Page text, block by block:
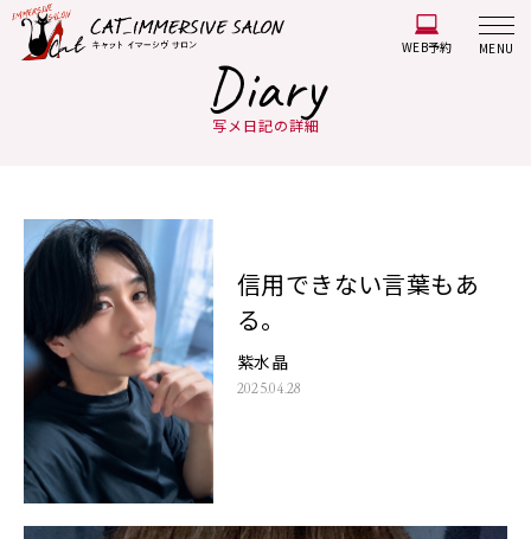
WEB予約 MENU
Diary
写メ日記の詳細
信用できない言葉もあ
る。
紫水晶
2025.04.28